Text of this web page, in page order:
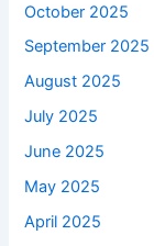
October 2025
September 2025
August 2025
July 2025
June 2025
May 2025
April 2025